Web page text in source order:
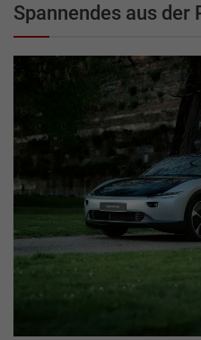
Spannendes aus der